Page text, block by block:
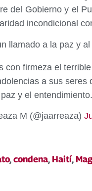
del Gobierno y el
incondicional
llamado a la paz y
con firmeza el
a sus
y el entendimiento.
M (@jaarreaza)
,condena, Haití,